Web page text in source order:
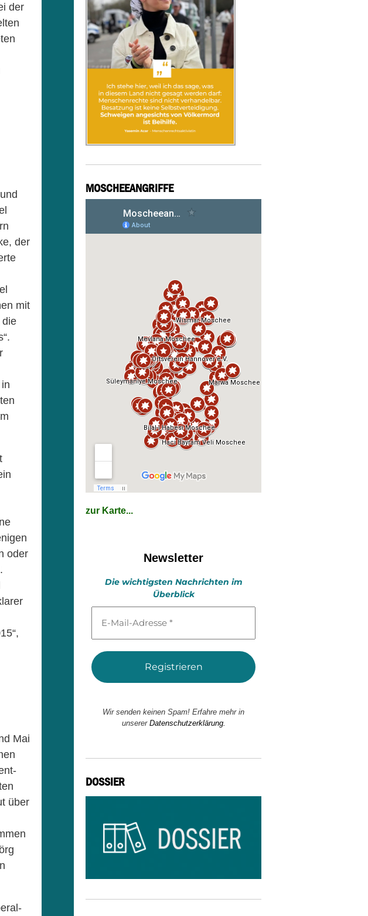
der
der
mit
die
oder
Mai
über
MOSCHEEANGRIFFE
zur Karte...
Newsletter
Die wichtigsten Nachrichten im
Überblick
Mail-
*
Wir senden keinen Spam! Erfahre mehr in
unserer Datenschutzerklärung.
DOSSIER